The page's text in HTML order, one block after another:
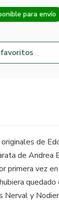
para envío
de
de Andrea
primera vez
Nerval y